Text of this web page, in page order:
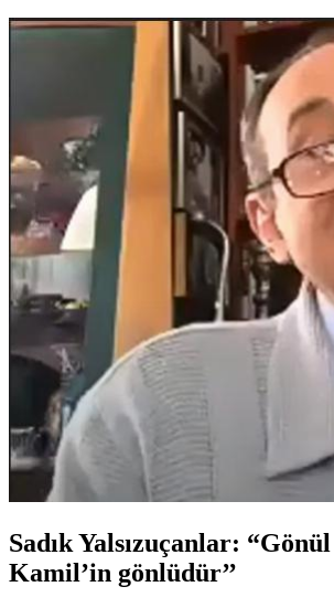
Sadık Yalsızuçanlar:
Kamil’in gönlüdür’’